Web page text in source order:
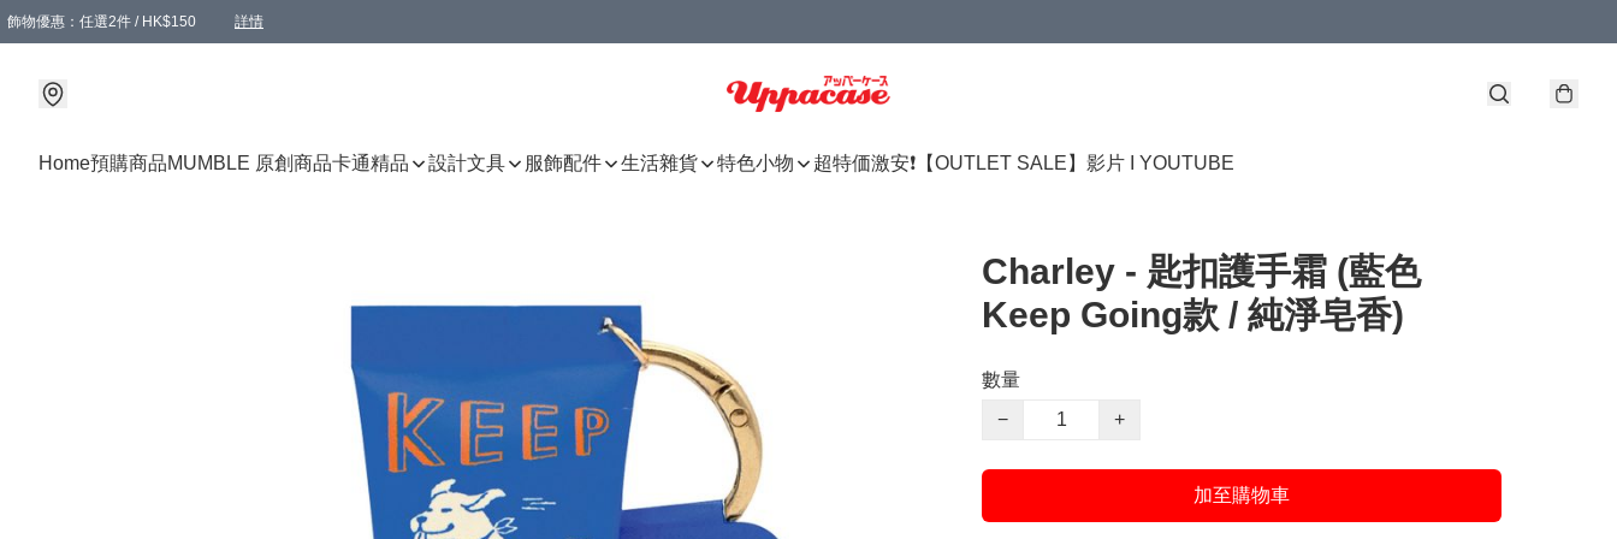
飾物優惠：任選2件 / HK$150 詳情
Home預購商品MUMBLE 原創商品卡通精品 設計文具 服飾配件 生活雜貨 特色小物 超特価激安❗【OUTLET SALE】 影片 I YOUTUBE
Charley - 匙扣護手霜 (藍色
Keep Going款 / 純淨皂香)
數量
−
+
加至購物車